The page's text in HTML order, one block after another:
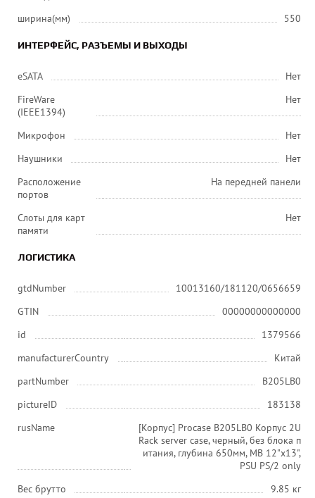
ширина(мм)
550
ИНТЕРФЕЙС, РАЗЪЕМЫ И ВЫХОДЫ
eSATA
Нет
FireWare
(IEEE1394)
Нет
Микрофон
Нет
Наушники
Нет
Расположение
портов
На передней панели
Слоты для карт
памяти
Нет
ЛОГИСТИКА
gtdNumber
10013160/181120/0656659
GTIN
00000000000000
id
1379566
manufacturerCountry
Китай
partNumber
B205LB0
pictureID
183138
rusName
[Корпус] Procase B205LB0 Корпус 2U
Rack server case, черный, без блока п
итания, глубина 650мм, MB 12"x13",
PSU PS/2 only
Вес брутто
9.85 кг